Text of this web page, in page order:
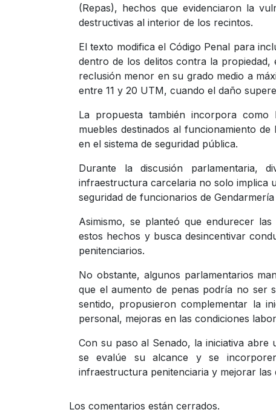
(Repas), hechos que evidenciaron la
destructivas al interior de los recintos.
El texto modifica el Código Penal para
dentro de los delitos contra la propiedad,
reclusión menor en su grado medio a
entre 11 y 20 UTM, cuando el daño
La propuesta también incorpora como
muebles destinados al funcionamiento
en el sistema de seguridad pública.
Durante la discusión parlamentaria,
infraestructura carcelaria no solo implica
seguridad de funcionarios de
Asimismo, se planteó que endurecer
estos hechos y busca desincentivar
penitenciarios.
No obstante, algunos parlamentarios
que el aumento de penas podría no ser
sentido, propusieron complementar la
personal, mejoras en las condiciones
Con su paso al Senado, la iniciativa abre
se evalúe su alcance y se
infraestructura penitenciaria y mejorar las
Los comentarios están cerrados.